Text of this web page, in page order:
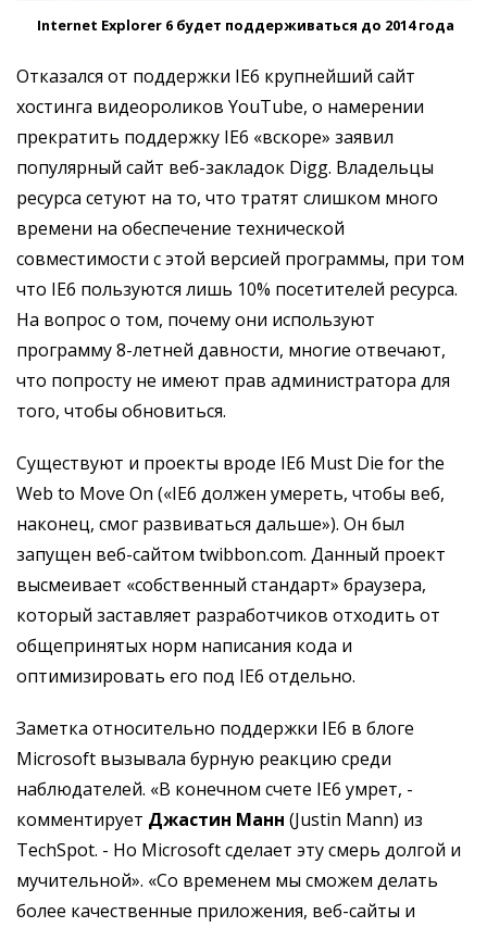
Internet Explorer 6 будет поддерживаться до 2014 года
Отказался от поддержки IE6 крупнейший сайт
хостинга видеороликов YouTube, о намерении
прекратить поддержку IE6 «вскоре» заявил
популярный сайт веб-закладок Digg. Владельцы
ресурса сетуют на то, что тратят слишком много
времени на обеспечение технической
совместимости с этой версией программы, при том
что IE6 пользуются лишь 10% посетителей ресурса.
На вопрос о том, почему они используют
программу 8-летней давности, многие отвечают,
что попросту не имеют прав администратора для
того, чтобы обновиться.
Существуют и проекты вроде IE6 Must Die for the
Web to Move On («IE6 должен умереть, чтобы веб,
наконец, смог развиваться дальше»). Он был
запущен веб-сайтом twibbon.com. Данный проект
высмеивает «собственный стандарт» браузера,
который заставляет разработчиков отходить от
общепринятых норм написания кода и
оптимизировать его под IE6 отдельно.
Заметка относительно поддержки IE6 в блоге
Microsoft вызывала бурную реакцию среди
наблюдателей. «В конечном счете IE6 умрет, -
комментирует Джастин Манн (Justin Mann) из
TechSpot. - Но Microsoft сделает эту смерь долгой и
мучительной». «Со временем мы сможем делать
более качественные приложения, веб-сайты и